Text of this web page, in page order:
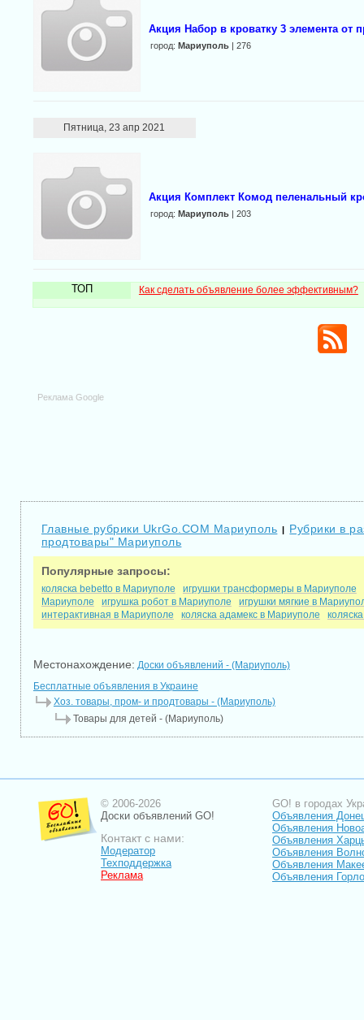
Акция Набор в кроватку 3 элемента от
город: Мариуполь| 276
Пятница, 23 апр 2021
Акция Комплект Комод пеленальный
город: Мариуполь| 203
ТОП Как сделать объявление более эффективным?
Реклама Google
Главные рубрики UkrGo.COM Мариуполь | Рубрики в
продтовары" Мариуполь
Популярные запросы:
коляска bebetto в Мариуполе игрушки трансформеры в Мариуполе
Мариуполе
игрушка робот в Мариуполе
игрушки мягкие в
интерактивная в Мариуполе
коляска адамекс в Мариуполе
Местонахождение: Доски объявлений - (Мариуполь)
Бесплатные объявления в Украине
Хоз. товары, пром- и продтовары - (Мариуполь)
Товары для детей - (Мариуполь)
© 2006-2026
Доски объявлений GO!
Контакт с нами:
Модератор
Техподдержка
Реклама
GO! в городах
Объявления
Объявления
Объявления
Объявления
Объявления
Объявления